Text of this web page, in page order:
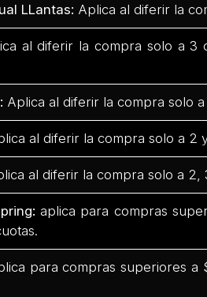
LLantas: Aplica al diferir la
al diferir la compra solo a 3
Aplica al diferir la compra solo
al diferir la compra solo a 2
al diferir la compra solo a 2,
aplica para compras
para compras superiores a